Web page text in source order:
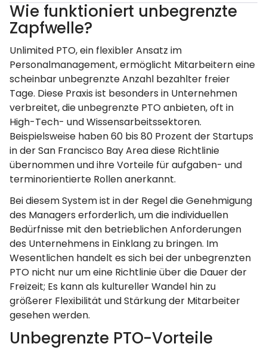
Wie funktioniert unbegrenzte
Zapfwelle?
Unlimited PTO, ein flexibler Ansatz im
Personalmanagement, ermöglicht Mitarbeitern eine
scheinbar unbegrenzte Anzahl bezahlter freier
Tage. Diese Praxis ist besonders in Unternehmen
verbreitet, die unbegrenzte PTO anbieten, oft in
High-Tech- und Wissensarbeitssektoren.
Beispielsweise haben 60 bis 80 Prozent der Startups
in der San Francisco Bay Area diese Richtlinie
übernommen und ihre Vorteile für aufgaben- und
terminorientierte Rollen anerkannt.
Bei diesem System ist in der Regel die Genehmigung
des Managers erforderlich, um die individuellen
Bedürfnisse mit den betrieblichen Anforderungen
des Unternehmens in Einklang zu bringen. Im
Wesentlichen handelt es sich bei der unbegrenzten
PTO nicht nur um eine Richtlinie über die Dauer der
Freizeit; Es kann als kultureller Wandel hin zu
größerer Flexibilität und Stärkung der Mitarbeiter
gesehen werden.
Unbegrenzte PTO-Vorteile